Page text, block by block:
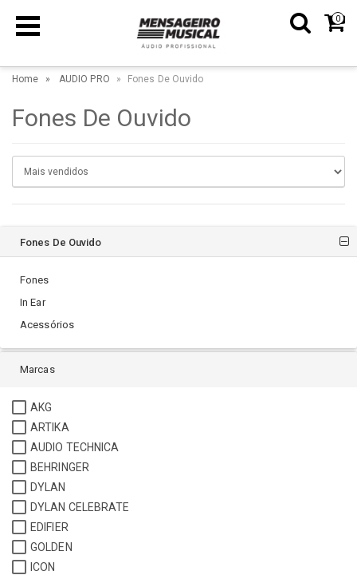
0
Home AUDIO PRO Fones De Ouvido
Fones De Ouvido
Fones De Ouvido
Fones
In Ear
Acessórios
Marcas
AKG
ARTIKA
AUDIO TECHNICA
BEHRINGER
DYLAN
DYLAN CELEBRATE
EDIFIER
GOLDEN
ICON